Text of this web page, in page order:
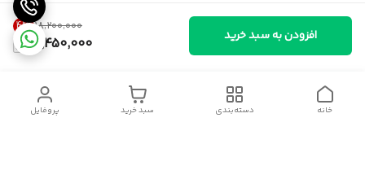
۱۸٬۲۰۰٬۰۰۰ 4%
17,450,000 افزودن به سبد خرید
پروفایل سبد خرید دسته‌بندی خانه